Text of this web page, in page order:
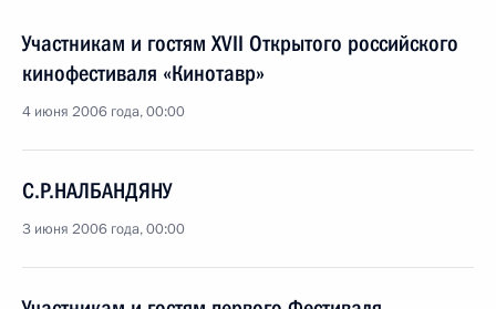
Участникам и гостям XVII Открытого российского
кинофестиваля «Кинотавр»
4 июня 2006 года, 00:00
С.Р.НАЛБАНДЯНУ
3 июня 2006 года, 00:00